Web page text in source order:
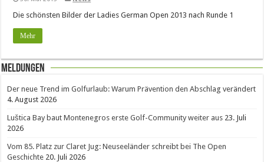
Die schönsten Bilder der Ladies German Open 2013 nach Runde 1
Mehr
Meldungen
Der neue Trend im Golfurlaub: Warum Prävention den Abschlag verändert
4. August 2026
Luštica Bay baut Montenegros erste Golf-Community weiter aus 23. Juli
2026
Vom 85. Platz zur Claret Jug: Neuseeländer schreibt bei The Open
Geschichte 20. Juli 2026